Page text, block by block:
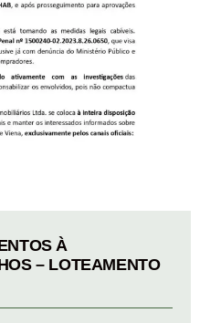
À
– LOTEAMENTO